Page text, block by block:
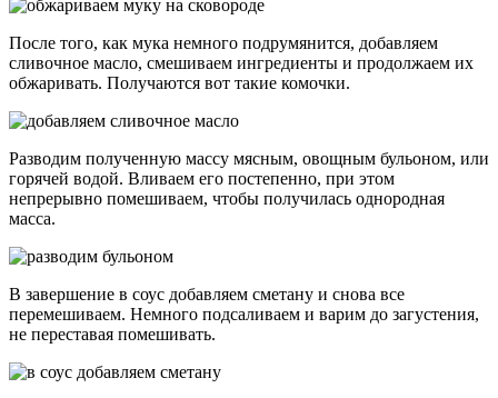
После того, как мука немного подрумянится, добавляем
сливочное масло, смешиваем ингредиенты и продолжаем их
обжаривать. Получаются вот такие комочки.
Разводим полученную массу мясным, овощным бульоном, или
горячей водой. Вливаем его постепенно, при этом
непрерывно помешиваем, чтобы получилась однородная
масса.
В завершение в соус добавляем сметану и снова все
перемешиваем. Немного подсаливаем и варим до загустения,
не переставая помешивать.